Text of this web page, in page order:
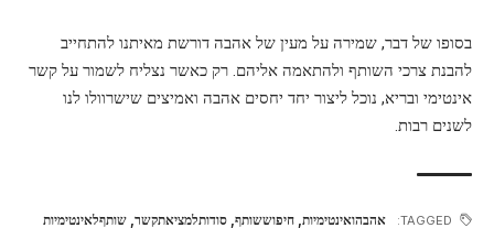
בסופו של דבר, שמירה על מעין של אהבה דורשת מאיתנו להתחייב
להבנת צרכי השותף ולהתאמה אליהם. רק כאשר נצליח לשמור על קשר
אינטימי ובריא, נוכל ליצור יחד יחסים אהבה ואמיצים שישרוולו לנו
לשנים רבות.
TAGGED: אהבהואינטימיות חיפוששותף סודותלמציאתקשר שותףלאינטימיות